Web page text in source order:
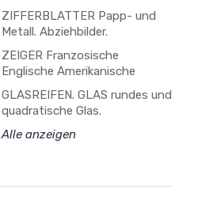
ZIFFERBLATTER Papp- und
Metall. Abziehbilder.
ZEIGER Franzosische
Englische Amerikanische
GLASREIFEN. GLAS rundes und
quadratische Glas.
Alle anzeigen